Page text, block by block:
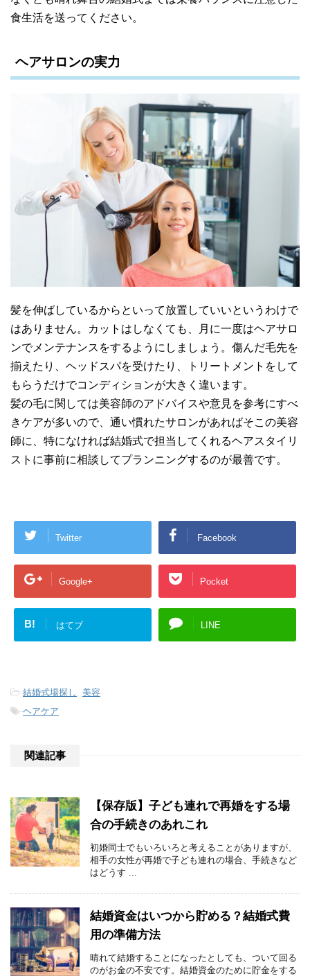
食生活を送ってください。
ヘアサロンの実力
髪を伸ばしているからといって放置していいというわけで
はありません。カットはしなくても、月に一度はヘアサロ
ンでメンテナンスをするようにしましょう。傷んだ毛先を
揃えたり、ヘッドスパを受けたり、トリートメントをして
もらうだけでコンディションが大きく違います。
髪の毛に関しては美容師のアドバイスや意見を参考にすべ
きケアが多いので、通い慣れたサロンがあればそこの美容
師に、特になければ結婚式で担当してくれるヘアスタイリ
ストに事前に相談してプランニングするのが最善です。
Twitter Facebook
Google+ Pocket
B! はてブ LINE
-結婚式場探し
美容
-ヘアケア
関連記事
【保存版】子ども連れで再婚をする場
合の手続きのあれこれ
初婚同士でもいろいろと考えることがありますが、
相手の女性が再婚で子ども連れの場合、手続きなど
はどうす ...
結婚資金はいつから貯める？結婚式費
用の準備方法
晴れて結婚することになったとしても、ついて回る
のがお金の不安です。結婚資金のために貯金をする